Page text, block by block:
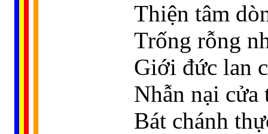
Thiện tâm
Trống rỗng
Giới đức lan
Nhẫn nại cửa
Bát chánh